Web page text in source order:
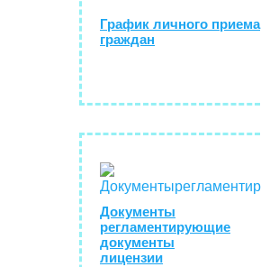
График личного приема
граждан
Документы
регламентирующие
документы
лицензии